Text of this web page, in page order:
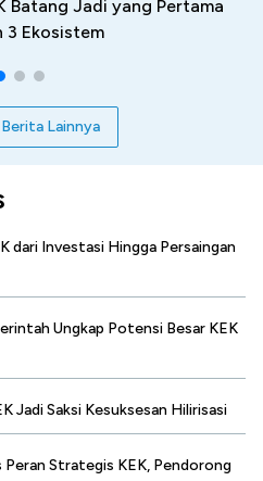
Batang Jadi yang Pertama
3 Ekosistem
Lainnya
dari Investasi Hingga Persaingan
Ungkap Potensi Besar KEK
Jadi Saksi Kesuksesan Hilirisasi
Peran Strategis KEK, Pendorong